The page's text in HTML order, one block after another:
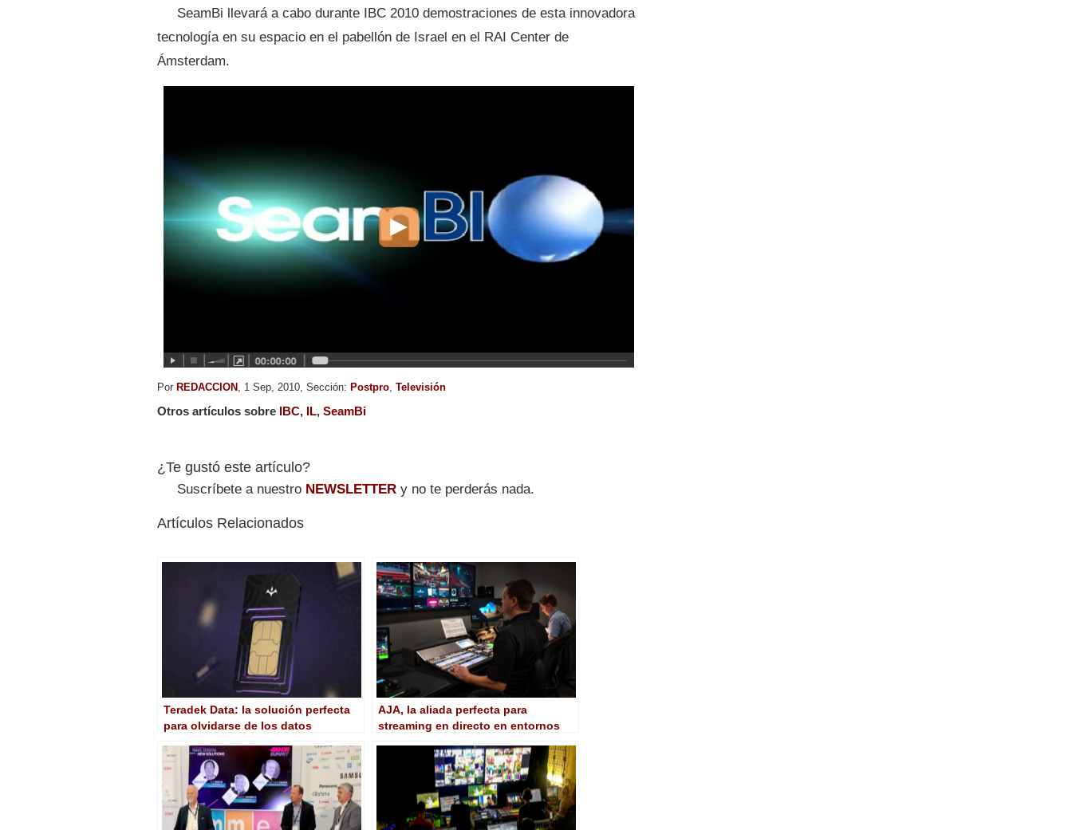
SeamBi llevará a cabo durante IBC 2010 demostraciones de esta innovadora
tecnología en su espacio en el pabellón de Israel en el RAI Center de
Ámsterdam.
Por REDACCION , 1 Sep, 2010, Sección: Postpro Televisión
Otros artículos sobre IBC, IL, SeamBi
¿Te gustó este artículo?
Suscríbete a nuestro NEWSLETTER y no te perderás nada.
Artículos Relacionados
Teradek Data: la solución perfecta
para olvidarse de los datos
AJA, la aliada perfecta para
streaming en directo en entornos